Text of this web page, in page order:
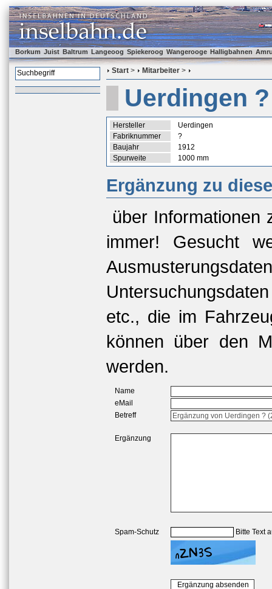
Borkum Juist Baltrum Langeoog Spiekeroog Wangerooge Halligbahnen
Start > Mitarbeiter >
Uerdingen ?
Hersteller
Uerdingen
Fabriknummer
?
Baujahr
1912
Spurweite
1000 mm
Ergänzung zu
über Informationen
immer! Gesucht
etc., die im
können über den
werden.
Name
eMail
Betreff
Ergänzung
Spam-Schutz Bitte Text